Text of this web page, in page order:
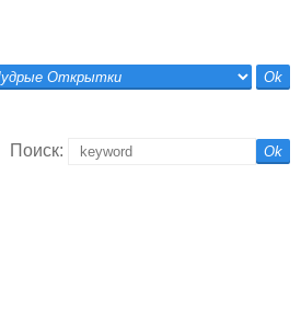
Поиск: